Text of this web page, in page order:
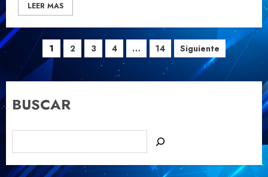
LEER MAS
Paginación
de
entradas
1 2 3 4 … 14 Siguiente
BUSCAR